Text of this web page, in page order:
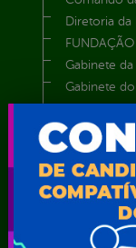
Diretoria da
Gabinete da
Gabinete
Instituto
Município de
Obras e
Secretaria
Secretaria
Secretaria